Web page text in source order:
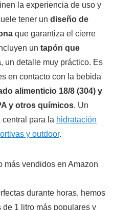
la experiencia de uso y
tener un diseño de
que garantiza el cierre
un tapón que
, un detalle muy práctico. Es
en contacto con la bebida
alimenticio 18/8 (304) y
y otros químicos. Un
para la hidratación
y outdoor.
más vendidos en Amazon
durante horas, hemos
1 litro más populares y